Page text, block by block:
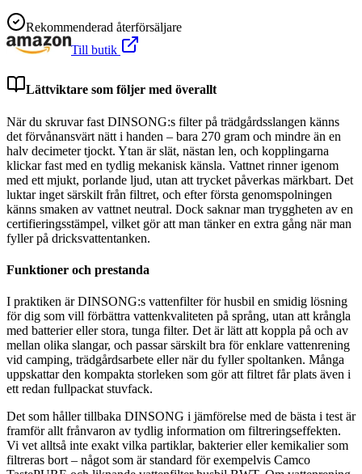
Rekommenderad återförsäljare
Till butik
Lättviktare som följer med överallt
När du skruvar fast DINSONG:s filter på trädgårdsslangen känns
det förvånansvärt nätt i handen – bara 270 gram och mindre än en
halv decimeter tjockt. Ytan är slät, nästan len, och kopplingarna
klickar fast med en tydlig mekanisk känsla. Vattnet rinner igenom
med ett mjukt, porlande ljud, utan att trycket påverkas märkbart. Det
luktar inget särskilt från filtret, och efter första genomspolningen
känns smaken av vattnet neutral. Dock saknar man tryggheten av en
certifieringsstämpel, vilket gör att man tänker en extra gång när man
fyller på dricksvattentanken.
Funktioner och prestanda
I praktiken är DINSONG:s vattenfilter för husbil en smidig lösning
för dig som vill förbättra vattenkvaliteten på språng, utan att krångla
med batterier eller stora, tunga filter. Det är lätt att koppla på och av
mellan olika slangar, och passar särskilt bra för enklare vattenrening
vid camping, trädgårdsarbete eller när du fyller spoltanken. Många
uppskattar den kompakta storleken som gör att filtret får plats även i
ett redan fullpackat stuvfack.
Det som håller tillbaka DINSONG i jämförelse med de bästa i test är
framför allt frånvaron av tydlig information om filtreringseffekten.
Vi vet alltså inte exakt vilka partiklar, bakterier eller kemikalier som
filtreras bort – något som är standard för exempelvis Camco